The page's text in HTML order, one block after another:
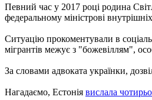
Певний час у 2017 році родина
федеральному міністрові
Ситуацію прокоментували в
мігрантів межує з "божевіллям",
За словами адвоката українки,
Нагадаємо, Естонія вислала